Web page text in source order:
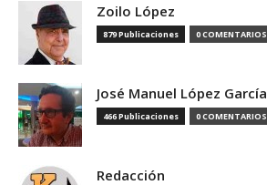
Zoilo López
879 Publicaciones 0 COMENTARIOS
José Manuel López García
466 Publicaciones 0 COMENTARIOS
Redacción